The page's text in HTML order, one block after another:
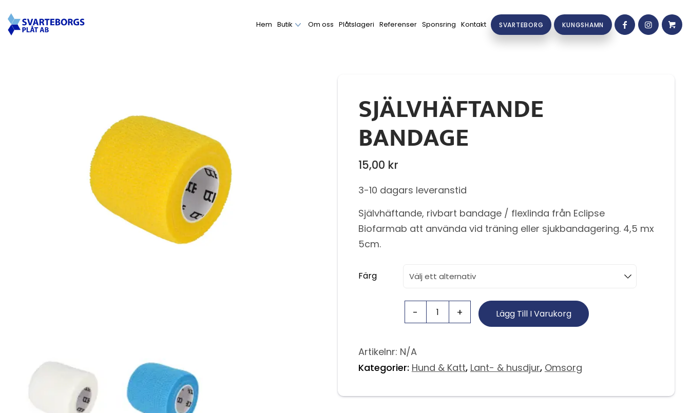
Hem Butik Om oss Plåtslageri Referenser Sponsring Kontakt SVARTEBORG KUNGSHAMN
SJÄLVHÄFTANDE
BANDAGE
15,00 kr
3-10 dagars leveranstid
Självhäftande, rivbart bandage / flexlinda från Eclipse
Biofarmab att använda vid träning eller sjukbandagering. 4,5 mx
5cm.
Färg
Lägg Till I Varukorg
Artikelnr: N/A
Kategorier: Hund & Katt, Lant- & husdjur, Omsorg